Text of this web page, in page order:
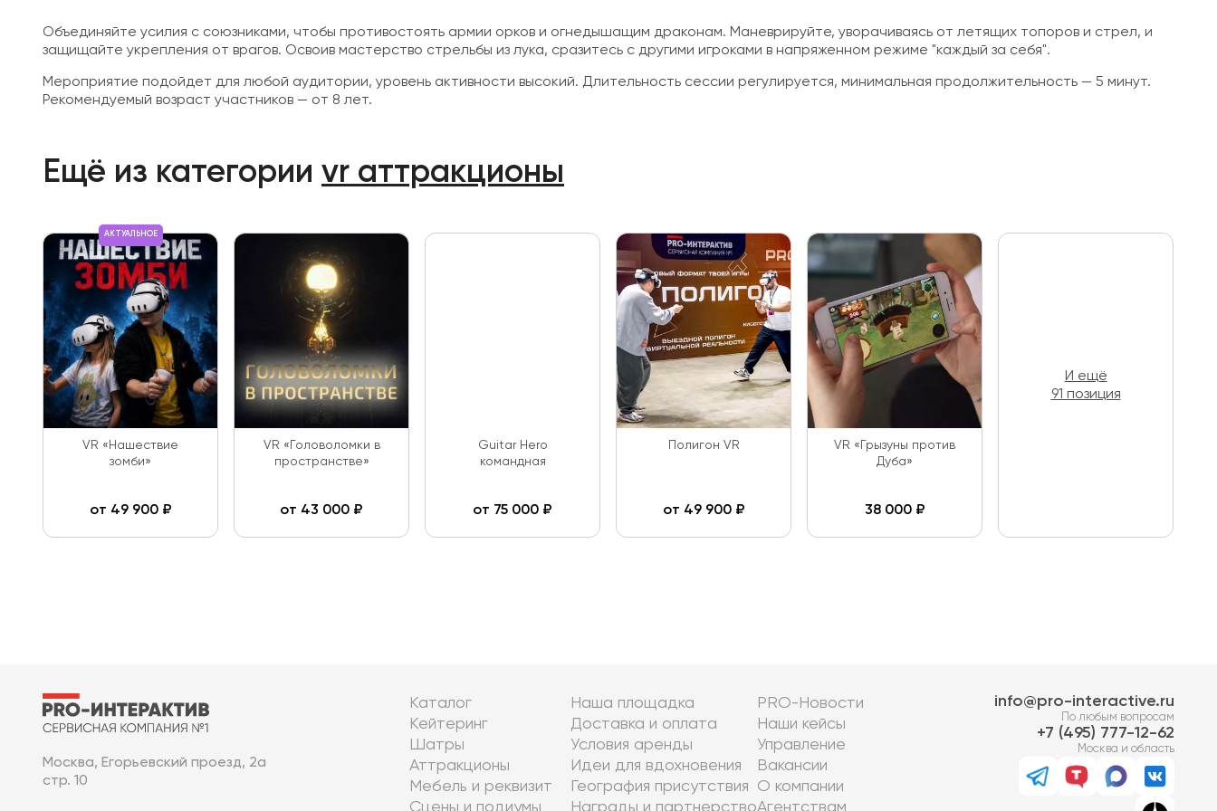
Объединяйте усилия с союзниками, чтобы противостоять армии орков и огнедышащим драконам. Маневрируйте, уворачиваясь от летящих топоров и стрел, и
защищайте укрепления от врагов. Освоив мастерство стрельбы из лука, сразитесь с другими игроками в напряженном режиме "каждый за себя".
Мероприятие подойдет для любой аудитории, уровень активности высокий. Длительность сессии регулируется, минимальная продолжительность — 5 минут.
Рекомендуемый возраст участников — от 8 лет.
Ещё из категории vr аттракционы
АКТУАЛЬНОЕ
VR «Нашествие
зомби»
от 49 900₽
VR «Головоломки в
пространстве»
от 43 000 ₽
Guitar Hero
командная
от 75 000 ₽
Полигон VR
от 49 900₽
VR «Грызуны против
Дуба»
38 000₽
И ещё
91 позиция
Москва, Егорьевский проезд, 2а
стр. 10
Каталог
Кейтеринг
Шатры
Аттракционы
Мебель и реквизит
Сцены и подиумы
Наша площадка
Доставка и оплата
Условия аренды
Идеи для вдохновения
География присутствия
Награды и партнерство
PRO-Новости
Наши кейсы
Управление
Вакансии
О компании
Агентствам
info@pro-interactive.ru
По любым вопросам
7 (495) 777-12-62
Москва и область